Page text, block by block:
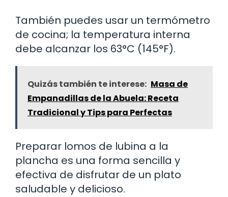
También puedes usar un termómetro
de cocina; la temperatura interna
debe alcanzar los 63°C (145°F).
Quizás también te interese: Masa de
Empanadillas de la Abuela: Receta
Tradicional y Tips para Perfectas
Preparar lomos de lubina a la
plancha es una forma sencilla y
efectiva de disfrutar de un plato
saludable y delicioso.